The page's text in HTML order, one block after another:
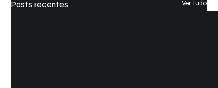
Posts recentes Ver tudo